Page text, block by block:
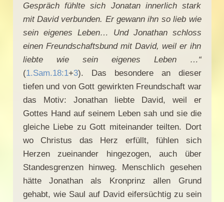
Gespräch fühlte sich Jonatan innerlich stark
mit David verbunden. Er gewann ihn so lieb wie
sein eigenes Leben… Und Jonathan schloss
einen Freundschaftsbund mit David, weil er ihn
liebte wie sein eigenes Leben …“
(1.Sam.18:1+3). Das besondere an dieser
tiefen und von Gott gewirkten Freundschaft war
das Motiv: Jonathan liebte David, weil er
Gottes Hand auf seinem Leben sah und sie die
gleiche Liebe zu Gott miteinander teilten. Dort
wo Christus das Herz erfüllt, fühlen sich
Herzen zueinander hingezogen, auch über
Standesgrenzen hinweg. Menschlich gesehen
hätte Jonathan als Kronprinz allen Grund
gehabt, wie Saul auf David eifersüchtig zu sein